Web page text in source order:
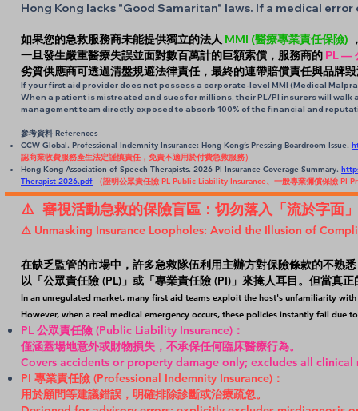
Hong Kong lacks "Good Samaritan" laws. If a medical
如果您的急救服務商未能提供獨立的法人 MMI (醫療專業責任保險)
一旦發生嚴重醫療失誤並面對數百萬計的巨額索償，服務商的 PL —
劣質供應商可透過清盤規避法律責任，最終的連帶賠償責任與品牌
If your first aid provider does not possess a corporate-level MMI (Medical
When a patient is mistreated and sues for millions, their PL/PI insurers will
management team directly exposed to absorb 100% of the financial and
參考資料 References
CCW Global. Professional Indemnity Insurance: Hong Kong’s Pressing Boardroom Issue.
認商業收費服務產生法定謹慎責任，免責不適用於付費急救服務）
Hong Kong Association of Speech Therapists. 2026 PI Insurance Coverage Summary.
Therapist-2026.pdf
（證明公眾責任險 PL Public Liability Insurance、一般專業彌償保險
⚠️ 審視活動急救的保險盲區：切勿落入「流於字面
⚠️ Unmasking Insurance Loopholes: Avoid the Illusion of
在缺乏監管的市場中，許多急救隊伍利用主辦方對保險條款的不熟
以「公眾責任險 (PL)」或「專業責任險 (PI)」來掩人耳目。但當真
In an unregulated market, many first aid teams exploit the host's unfamiliarity
However, when a real medical emergency occurs, these policies instantly fail due
PL 公眾責任險 (Public Liability Insurance)：
僅涵蓋場地意外或財物損失，不承保任何臨床醫療行為。
Covers accidents or property damage only; excludes all clinical
PI 專業責任險 (Professional Indemnity Insurance)：
用於顧問等建議錯誤，明確排除診斷或治療疏忽。